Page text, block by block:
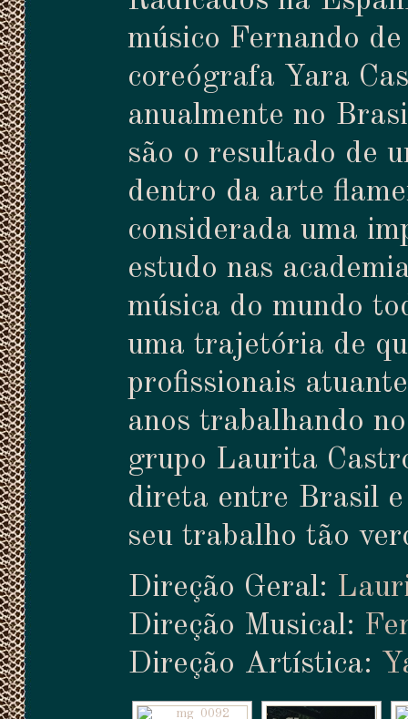
músico Fernando
coreógrafa Yara
anualmente no
são o resultado de
dentro da arte
considerada uma
estudo nas
música do mundo
uma trajetória de
profissionais
anos trabalhando
grupo Laurita
direta entre Brasil
seu trabalho tão
Direção Geral:
Direção Musical:
Direção Artística: